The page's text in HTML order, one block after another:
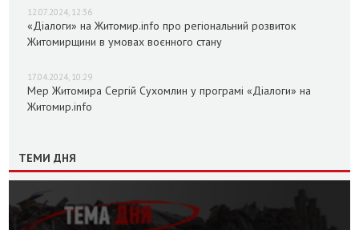
12.07.2024, 12:36
«Діалоги» на Житомир.info про регіональний розвиток
Житомирщини в умовах воєнного стану
17.04.2024, 10:29
Мер Житомира Сергій Сухомлин у програмі «Діалоги» на
Житомир.info
ТЕМИ ДНЯ